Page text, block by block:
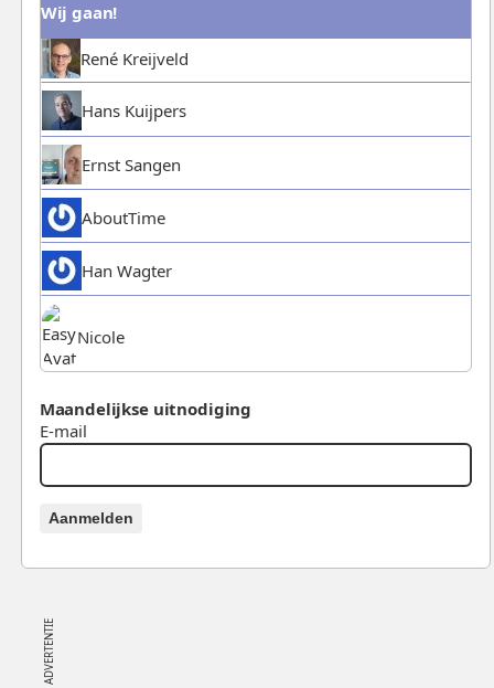
Wij gaan!
René Kreijveld
Hans Kuijpers
Ernst Sangen
AboutTime
Han Wagter
Nicole
Maandelijkse uitnodiging
E-mail
Aanmelden